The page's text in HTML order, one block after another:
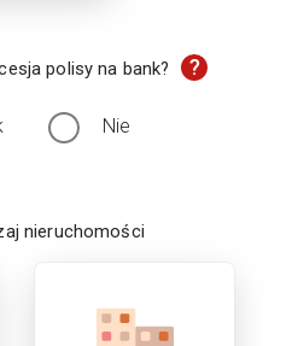
polisy na bank? ?
Nie
nieruchomości